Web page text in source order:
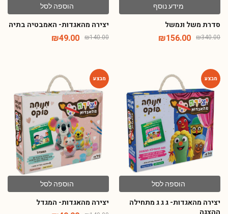
סדרת משל ונמשל
₪156.00
יצירה מהאגדות- האמבטיה בתיה
₪ 49.00
-65%
הוספה לסל
יצירה מהאגדות- ג ג ג מתחילה
ההצגה
₪ 140.00
₪ 49.00
-65%
הוספה לסל
יצירה מהאגדות- המגדל
₪ 49.00